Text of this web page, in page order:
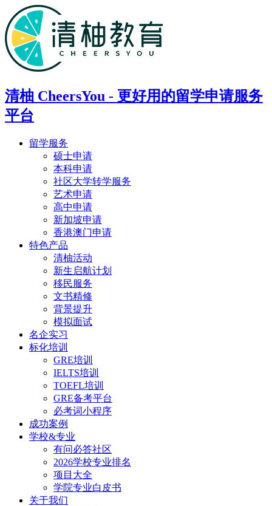
清柚 CheersYou - 更好用的留学申请服务
平台
留学服务
硕士申请
本科申请
社区大学转学服务
艺术申请
高中申请
新加坡申请
香港澳门申请
特色产品
清柚活动
新生启航计划
移民服务
文书精修
背景提升
模拟面试
名企实习
标化培训
GRE培训
IELTS培训
TOEFL培训
GRE备考平台
必考词小程序
成功案例
学校&专业
有问必答社区
2026学校专业排名
项目大全
学院专业白皮书
关于我们